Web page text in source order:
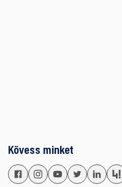
Kövess minket